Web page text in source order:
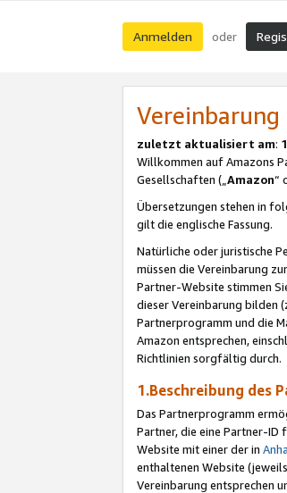
Anmelden oder
zuletzt aktualisiert am:
Willkommen auf Amazons
Gesellschaften („Amazon“
Übersetzungen stehen in
gilt die englische Fassung.
Natürliche oder juristische
müssen die Vereinbarung
Partner-Website stimmen
dieser Vereinbarung bilden
Partnerprogramm und die
Amazon entsprechen,
Richtlinien sorgfältig durch.
1.Beschreibung des
Das Partnerprogramm
Partner, die eine Partner-ID
Website mit einer der in
enthaltenen Website (jeweils
Vereinbarung entsprechen